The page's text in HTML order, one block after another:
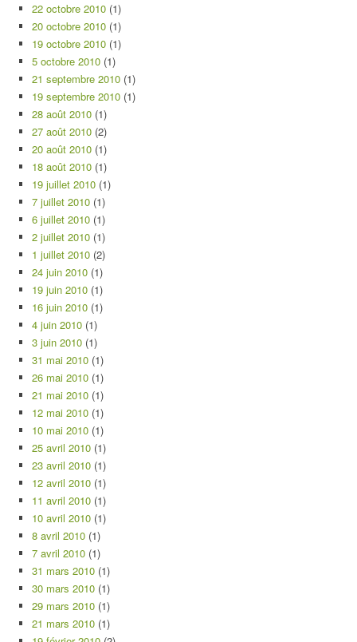
22 octobre 2010 (1)
20 octobre 2010 (1)
19 octobre 2010 (1)
5 octobre 2010 (1)
21 septembre 2010 (1)
19 septembre 2010 (1)
28 août 2010 (1)
27 août 2010 (2)
20 août 2010 (1)
18 août 2010 (1)
19 juillet 2010 (1)
7 juillet 2010 (1)
6 juillet 2010 (1)
2 juillet 2010 (1)
1 juillet 2010 (2)
24 juin 2010 (1)
19 juin 2010 (1)
16 juin 2010 (1)
4 juin 2010 (1)
3 juin 2010 (1)
31 mai 2010 (1)
26 mai 2010 (1)
21 mai 2010 (1)
12 mai 2010 (1)
10 mai 2010 (1)
25 avril 2010 (1)
23 avril 2010 (1)
12 avril 2010 (1)
11 avril 2010 (1)
10 avril 2010 (1)
8 avril 2010 (1)
7 avril 2010 (1)
31 mars 2010 (1)
30 mars 2010 (1)
29 mars 2010 (1)
21 mars 2010 (1)